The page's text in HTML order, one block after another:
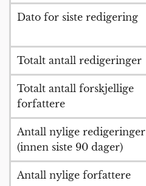
Dato for siste redigering
Totalt antall redigeringer
Totalt antall forskjellige
forfattere
Antall nylige redigeringer
(innen siste 90 dager)
Antall nylige forfattere